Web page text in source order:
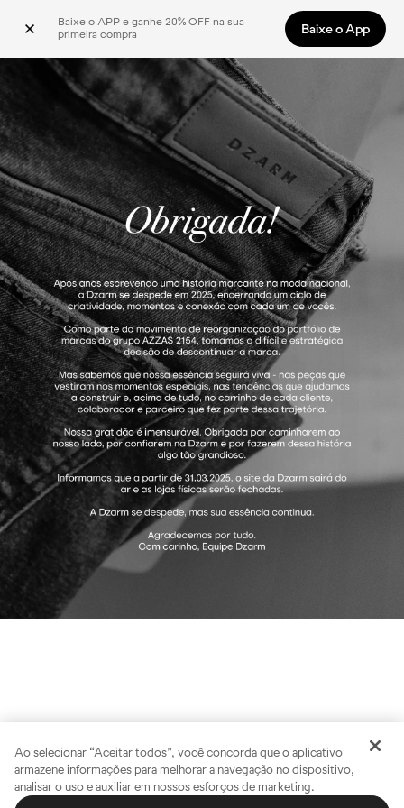
Baixe o APP e ganhe 20% OFF na sua
primeira compra
Baixe o App
Ao selecionar “Aceitar todos”, você concorda que o aplicativo
armazene informações para melhorar a navegação no dispositivo,
analisar o uso e auxiliar em nossos esforços de marketing.